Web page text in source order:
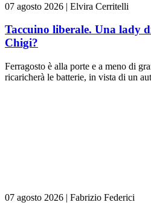
07 agosto 2026 | Elvira Cerritelli
Taccuino liberale. Una lady
Chigi?
Ferragosto è alla porte e a meno di
ricaricherà le batterie, in vista di un
07 agosto 2026 | Fabrizio Federici